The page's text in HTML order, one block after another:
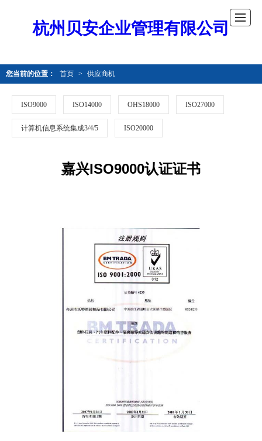
杭州贝安企业管理有限公司
您当前的位置： 首页 > 供应商机
ISO9000 ISO14000 OHS18000 ISO27000
计算机信息系统集成3/4/5 ISO20000
嘉兴ISO9000认证证书